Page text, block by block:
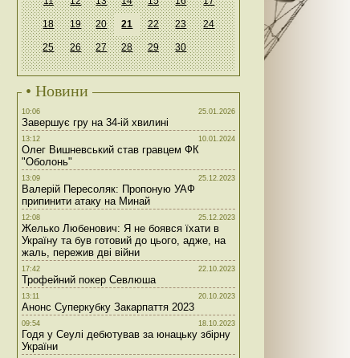
18 19 20 21 22 23 24
25 26 27 28 29 30
• Новини
10:06 25.01.2026
Завершує гру на 34-ій хвилині
13:12 10.01.2024
Олег Вишневський став гравцем ФК
"Оболонь"
13:09 25.12.2023
Валерій Пересоляк: Пропоную УАФ
припинити атаку на Минай
12:08 25.12.2023
Желько Любенович: Я не боявся їхати в
Україну та був готовий до цього, адже, на
жаль, пережив дві війни
17:42 22.10.2023
Трофейний покер Севлюша
13:11 20.10.2023
Анонс Суперкубку Закарпаття 2023
09:54 18.10.2023
Годя у Сеулі дебютував за юнацьку збірну
України